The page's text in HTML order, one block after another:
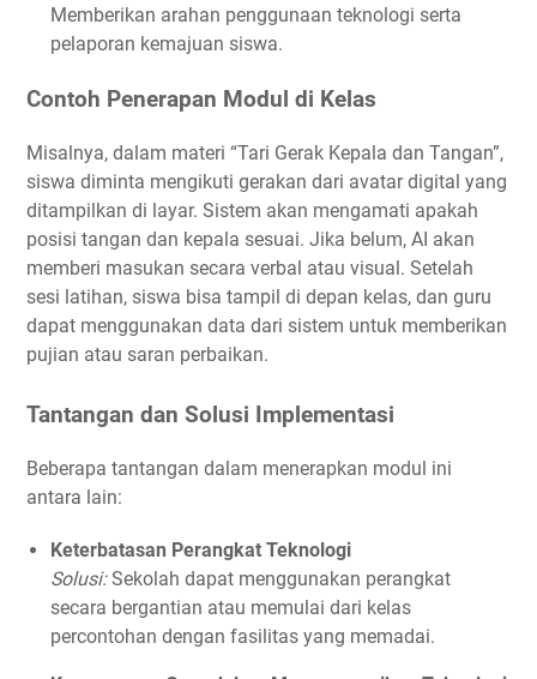
Memberikan arahan penggunaan teknologi serta
pelaporan kemajuan siswa.
Contoh Penerapan Modul di Kelas
Misalnya, dalam materi “Tari Gerak Kepala dan Tangan”,
siswa diminta mengikuti gerakan dari avatar digital yang
ditampilkan di layar. Sistem akan mengamati apakah
posisi tangan dan kepala sesuai. Jika belum, AI akan
memberi masukan secara verbal atau visual. Setelah
sesi latihan, siswa bisa tampil di depan kelas, dan guru
dapat menggunakan data dari sistem untuk memberikan
pujian atau saran perbaikan.
Tantangan dan Solusi Implementasi
Beberapa tantangan dalam menerapkan modul ini
antara lain:
Keterbatasan Perangkat Teknologi
Solusi:Sekolah dapat menggunakan perangkat
secara bergantian atau memulai dari kelas
percontohan dengan fasilitas yang memadai.